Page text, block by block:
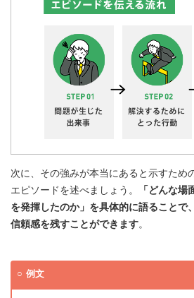
次に、その強みが本当にあると示すため
エピソードを述べましょう。
「どんな
を発揮したのか」を具体的に語ることで
信頼感を残すことができます。
例文